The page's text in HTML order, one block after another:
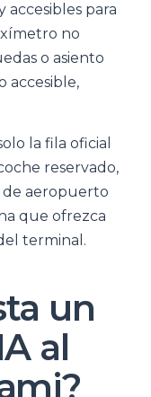
accesibles para
no
o asiento
accesible,
la fila oficial
reservado,
aeropuerto
que ofrezca
terminal.
un
al